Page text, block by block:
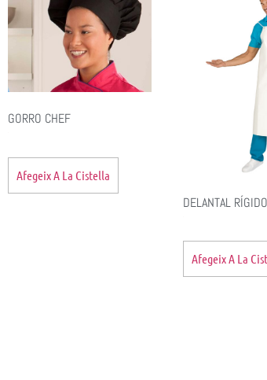
GORRO CHEF
Afegeix A La Cistella
DELANTAL RÍGIDO
Afegeix A La